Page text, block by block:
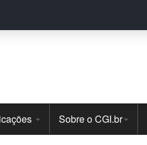
Sobre o CGI.br